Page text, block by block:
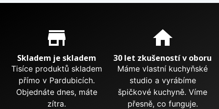
Proč nakupovat u nás?
store_mall_directory
Skladem je skladem
Tisíce produktů skladem
přímo v Pardubicích.
Objednáte dnes, máte
zítra.
home
30 let zkušeností v oboru
Máme vlastní kuchyňské
studio a vyrábíme
špičkové kuchyně. Víme
přesně, co funguje.